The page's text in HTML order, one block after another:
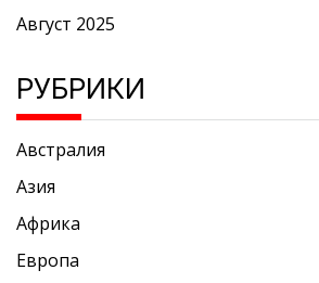
Август 2025
РУБРИКИ
Австралия
Азия
Африка
Европа